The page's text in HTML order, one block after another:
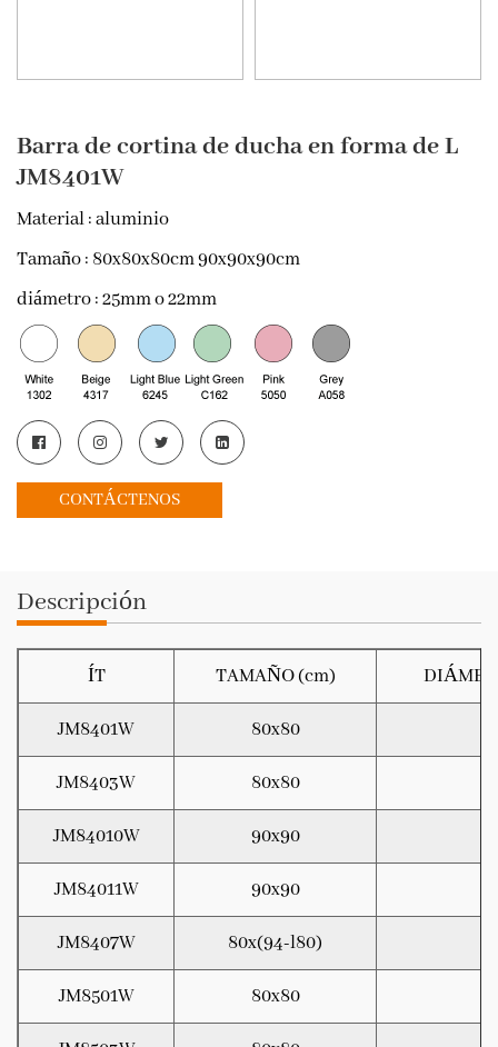
Barra de cortina de ducha en forma de L
JM8401W
Material: aluminio
Tamaño: 80x80x80cm 90x90x90cm
diámetro: 25mm o 22mm
CONTÁCTENOS
Descripción
ÍT TAMAÑO (cm)
JM8401W 80x80
JM8403W 80x80
JM84010W 90x90
JM84011W 90x90
JM8407W 80x(94-l80)
JM8501W 80x80